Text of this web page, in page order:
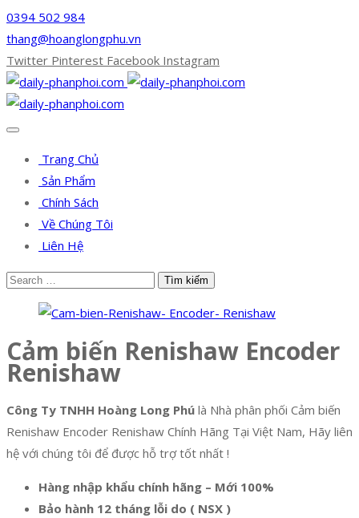
0394 502 984
thang@hoanglongphu.vn
Twitter Pinterest Facebook Instagram
Trang Chủ
Sản Phẩm
Chính Sách
Về Chúng Tôi
Liên Hệ
Cảm biến Renishaw Encoder
Renishaw
Công Ty TNHH Hoàng Long Phú là Nhà phân phối Cảm biến
Renishaw Encoder Renishaw Chính Hãng Tại Việt Nam, Hãy liên
hệ với chúng tôi để được hỗ trợ tốt nhất !
Hàng nhập khẩu chính hãng – Mới 100%
Bảo hành 12 tháng lỗi do ( NSX )